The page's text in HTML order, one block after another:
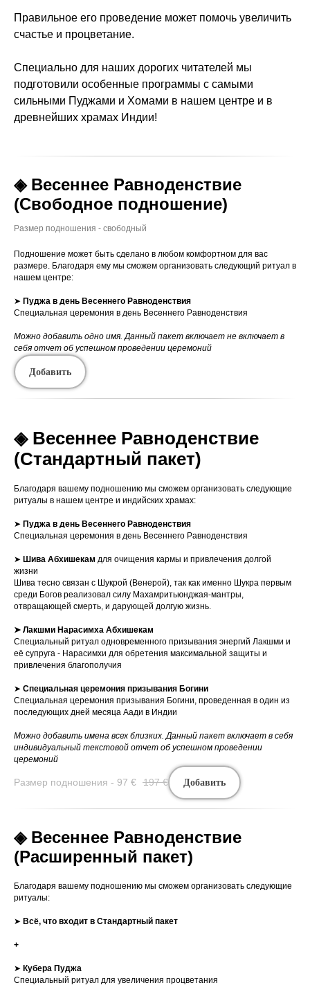
Правильное его проведение может помочь увеличить
счастье и процветание.
Специально для наших дорогих читателей мы
подготовили особенные программы с самыми
сильными Пуджами и Хомами в нашем центре и в
древнейших храмах Индии!
◈ Весеннее Равноденствие
(Свободное подношение)
Размер подношения - свободный
Подношение может быть сделано в любом комфортном для вас
размере. Благодаря ему мы сможем организовать следующий ритуал в
нашем центре:
➤ Пуджа в день Весеннего Равноденствия
Специальная церемония в день Весеннего Равноденствия
Можно добавить одно имя. Данный пакет включает не включает в
себя отчет об успешном проведении церемоний
Добавить
◈ Весеннее Равноденствие
(Стандартный пакет)
Благодаря вашему подношению мы сможем организовать следующие
ритуалы в нашем центре и индийских храмах:
➤ Пуджа в день Весеннего Равноденствия
Специальная церемония в день Весеннего Равноденствия
➤ Шива Абхишекам для очищения кармы и привлечения долгой
жизни
Шива тесно связан с Шукрой (Венерой), так как именно Шукра первым
среди Богов реализовал силу Махамритьюнджая-мантры,
отвращающей смерть, и дарующей долгую жизнь.
➤ Лакшми Нарасимха Абхишекам
Специальный ритуал одновременного призывания энергий Лакшми и
её супруга - Нарасимхи для обретения максимальной защиты и
привлечения благополучия
➤ Специальная церемония призывания Богини
Специальная церемония призывания Богини, проведенная в один из
последующих дней месяца Аади в Индии
Можно добавить имена всех близких. Данный пакет включает в себя
индивидуальный текстовой отчет об успешном проведении
церемоний
Размер подношения - 97 € 197 € Добавить
◈ Весеннее Равноденствие
(Расширенный пакет)
Благодаря вашему подношению мы сможем организовать следующие
ритуалы:
➤ Всё, что входит в Стандартный пакет
+
➤ Кубера Пуджа
Специальный ритуал для увеличения процветания